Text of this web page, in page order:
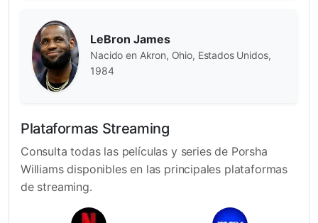
LeBron James
Nacido en Akron, Ohio, Estados Unidos,
1984
Plataformas Streaming
Consulta todas las películas y series de Porsha
Williams disponibles en las principales plataformas
de streaming.